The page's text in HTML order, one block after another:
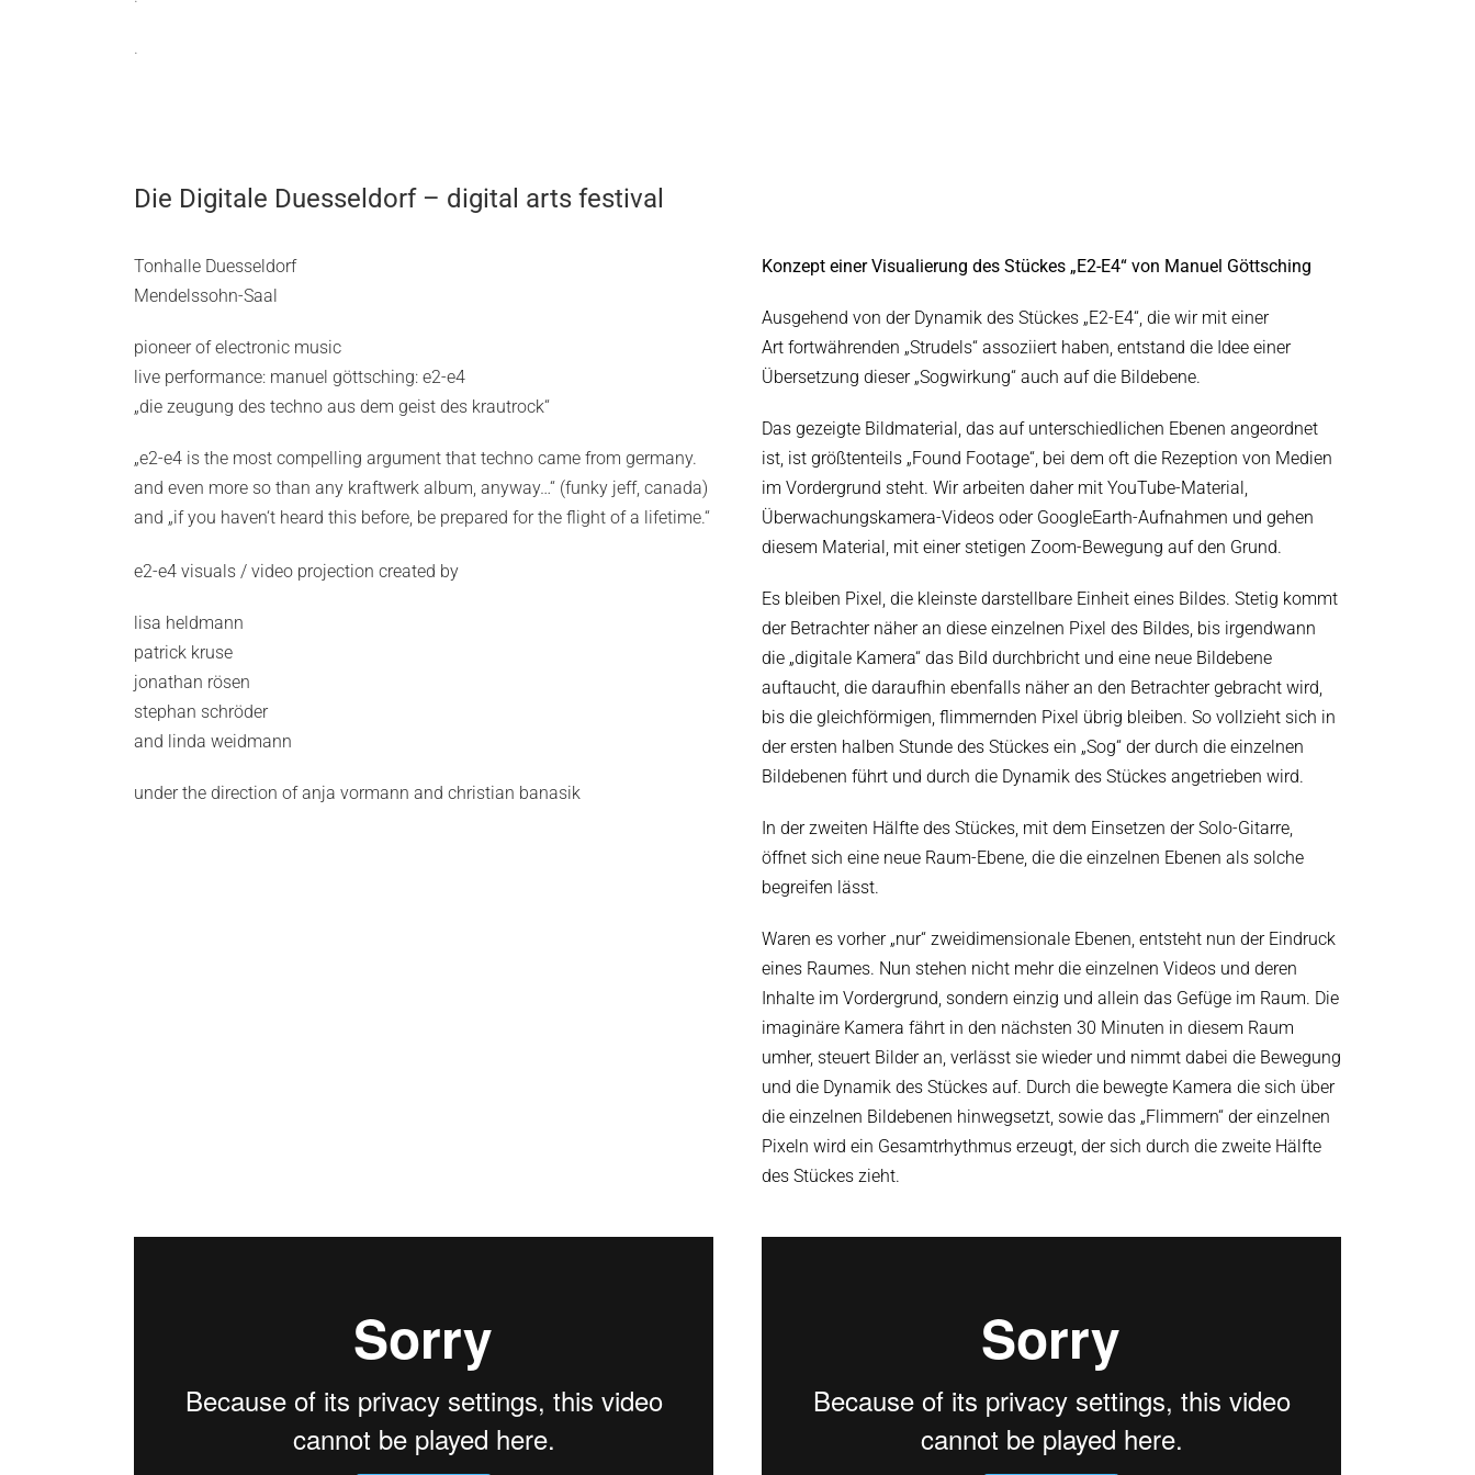
.
Die Digitale Duesseldorf – digital arts festival
Tonhalle Duesseldorf
Mendelssohn-Saal
pioneer of electronic music
live performance: manuel göttsching: e2-e4
„die zeugung des techno aus dem geist des krautrock“
„e2-e4 is the most compelling argument that techno came from germany.
and even more so than any kraftwerk album, anyway…“ (funky jeff, canada)
and „if you haven‘t heard this before, be prepared for the flight of a lifetime.“
e2-e4 visuals / video projection created by
lisa heldmann
patrick kruse
jonathan rösen
stephan schröder
and linda weidmann
under the direction of anja vormann and christian banasik
Konzept einer Visualierung des Stückes „E2-E4“ von Manuel Göttsching
Ausgehend von der Dynamik des Stückes „E2-E4“, die wir mit einer
Art fortwährenden „Strudels“ assoziiert haben, entstand die Idee einer
Übersetzung dieser „Sogwirkung“ auch auf die Bildebene.
Das gezeigte Bildmaterial, das auf unterschiedlichen Ebenen angeordnet
ist, ist größtenteils „Found Footage“, bei dem oft die Rezeption von Medien
im Vordergrund steht. Wir arbeiten daher mit YouTube-Material,
Überwachungskamera-Videos oder GoogleEarth-Aufnahmen und gehen
diesem Material, mit einer stetigen Zoom-Bewegung auf den Grund.
Es bleiben Pixel, die kleinste darstellbare Einheit eines Bildes. Stetig kommt
der Betrachter näher an diese einzelnen Pixel des Bildes, bis irgendwann
die „digitale Kamera“ das Bild durchbricht und eine neue Bildebene
auftaucht, die daraufhin ebenfalls näher an den Betrachter gebracht wird,
bis die gleichförmigen, flimmernden Pixel übrig bleiben. So vollzieht sich in
der ersten halben Stunde des Stückes ein „Sog“ der durch die einzelnen
Bildebenen führt und durch die Dynamik des Stückes angetrieben wird.
In der zweiten Hälfte des Stückes, mit dem Einsetzen der Solo-Gitarre,
öffnet sich eine neue Raum-Ebene, die die einzelnen Ebenen als solche
begreifen lässt.
Waren es vorher „nur“ zweidimensionale Ebenen, entsteht nun der Eindruck
eines Raumes. Nun stehen nicht mehr die einzelnen Videos und deren
Inhalte im Vordergrund, sondern einzig und allein das Gefüge im Raum. Die
imaginäre Kamera fährt in den nächsten 30 Minuten in diesem Raum
umher, steuert Bilder an, verlässt sie wieder und nimmt dabei die Bewegung
und die Dynamik des Stückes auf. Durch die bewegte Kamera die sich über
die einzelnen Bildebenen hinwegsetzt, sowie das „Flimmern“ der einzelnen
Pixeln wird ein Gesamtrhythmus erzeugt, der sich durch die zweite Hälfte
des Stückes zieht.